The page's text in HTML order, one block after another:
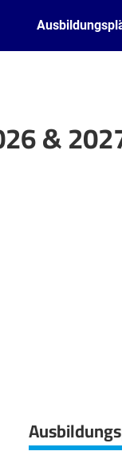
&
| ©OpenStreetMap2